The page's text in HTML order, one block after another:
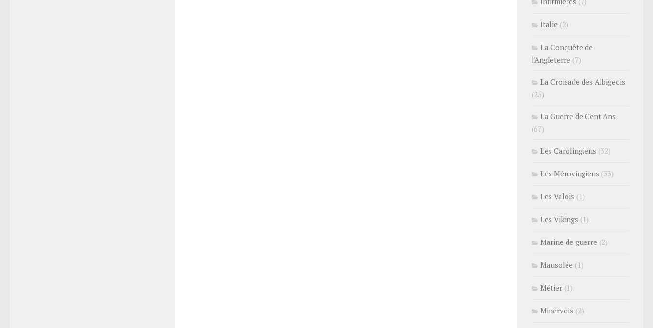
Italie (2)
La Conquête de
l'Angleterre (7)
La Croisade des Albigeois
(25)
La Guerre de Cent Ans
(67)
Les Carolingiens (32)
Les Mérovingiens (33)
Les Valois (1)
Les Vikings (1)
Marine de guerre (2)
Mausolée (1)
Métier (1)
Minervois (2)